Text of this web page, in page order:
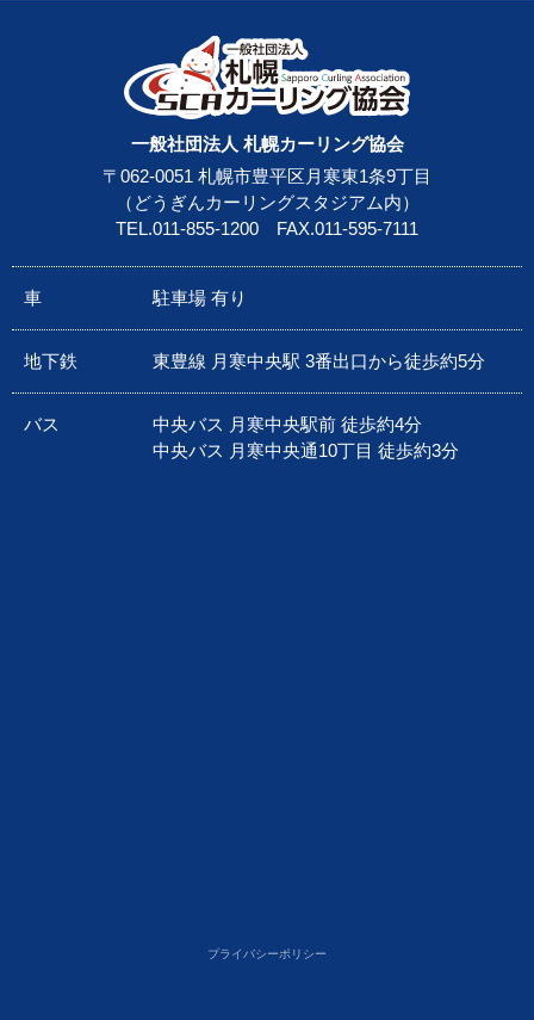
一般社団法人 札幌カーリング協会
〒062-0051 札幌市豊平区月寒東1条9丁目
（どうぎんカーリングスタジアム内）
TEL.011-855-1200 FAX.011-595-7111
車 駐車場 有り
地下鉄 東豊線 月寒中央駅 3番出口から徒歩約5分
バス
中央バス 月寒中央駅前 徒歩約4分
中央バス 月寒中央通10丁目 徒歩約3分
プライバシーポリシー